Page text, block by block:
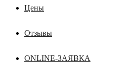
Цены
Отзывы
ONLINE-ЗАЯВКА